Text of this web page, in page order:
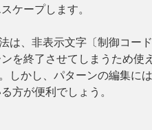
ケープします。
は、非表示文字〔制御コー
を終了させてしまうため
しかし、パターンの編集に
方が便利でしょう。